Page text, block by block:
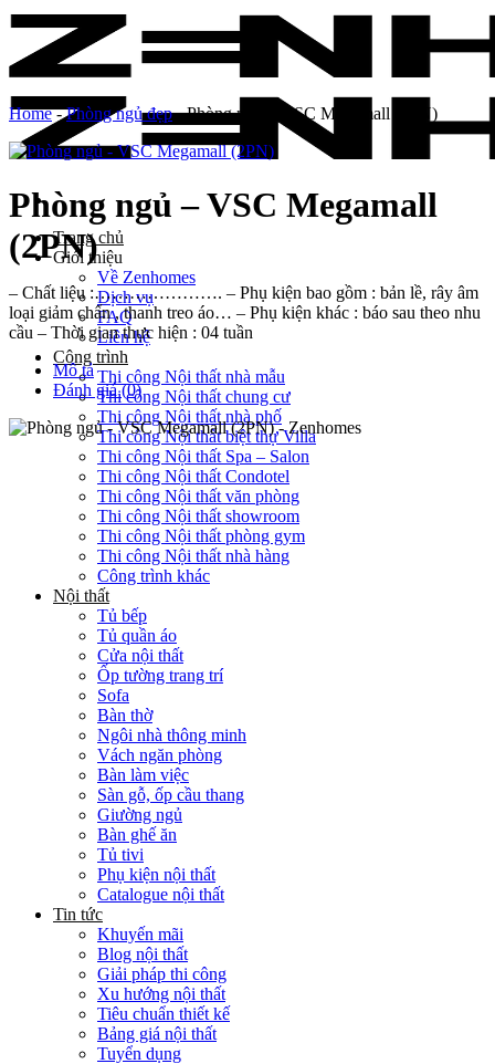
Skip
content
Trang chủ
Giới thiệu
Về Zenhomes
Dịch vụ
FAQ
Liên hệ
Công trình
Thi công Nội thất nhà mẫu
Thi công Nội thất chung cư
Thi công Nội thất nhà phố
Thi công Nội thất biệt thự Villa
Thi công Nội thất Spa – Salon
Thi công Nội thất Condotel
Thi công Nội thất văn phòng
Thi công Nội thất showroom
Thi công Nội thất phòng gym
Thi công Nội thất nhà hàng
Công trình khác
Nội thất
Tủ bếp
Tủ quần áo
Cửa nội thất
Ốp tường trang trí
Sofa
Bàn thờ
Ngôi nhà thông minh
Vách ngăn phòng
Bàn làm việc
Sàn gỗ, ốp cầu thang
Giường ngủ
Bàn ghế ăn
Tủ tivi
Phụ kiện nội thất
Catalogue nội thất
Tin tức
Khuyến mãi
Blog nội thất
Giải pháp thi công
Xu hướng nội thất
Tiêu chuẩn thiết kế
Bảng giá nội thất
Tuyển dụng
Home-Phòng ngủ đẹp-Phòng ngủ – VSC Megamall (2PN)
Phòng ngủ – VSC Megamall
(2PN)
– Chất liệu :…………………. – Phụ kiện bao gồm : bản lề, rây âm
loại giảm chấn , thanh treo áo… – Phụ kiện khác : báo sau theo nhu
cầu – Thời gian thực hiện : 04 tuần
Mô tả
Đánh giá (0)